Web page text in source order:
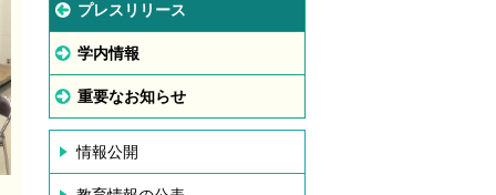
プレスリリース
学内情報
重要なお知らせ
情報公開